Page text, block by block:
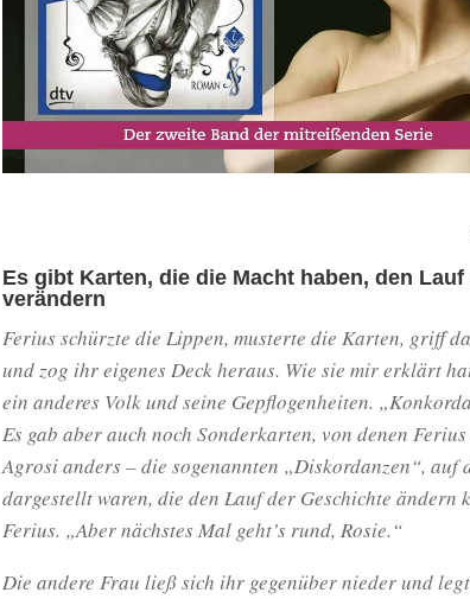
Es gibt Karten, die die Macht haben, den
verändern
Ferius schürzte die Lippen, musterte die Karten, griff
und zog ihr eigenes Deck heraus. Wie sie mir erklärt
ein anderes Volk und seine Gepflogenheiten.
Es gab aber auch noch Sonderkarten, von denen
Agrosi anders – die sogenannten „Diskordanzen“, auf
dargestellt waren, die den Lauf der Geschichte ändern
Ferius. „Aber nächstes Mal geht’s rund, Rosie.“
Die andere Frau ließ sich ihr gegenüber nieder und